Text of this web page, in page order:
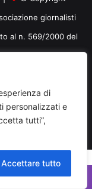
di
personalizzati e
tutti”,
Accettare tutto
giornalisti
al n. 569/2000 del
elettorale